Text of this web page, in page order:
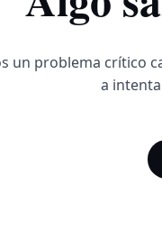
un problema crítico
a